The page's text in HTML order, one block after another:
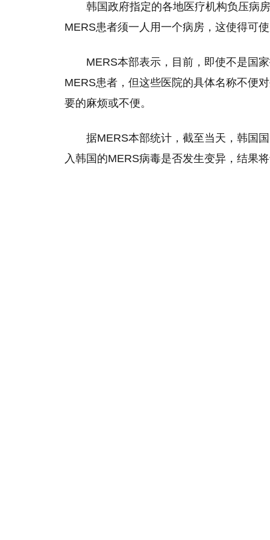
韩国政府指定的各地医疗机构负压病
MERS患者须一人用一个病房，这使得可
MERS本部表示，目前，即使不是国
MERS患者，但这些医院的具体名称不便
要的麻烦或不便。
据MERS本部统计，截至当天，韩国
入韩国的MERS病毒是否发生变异，结果